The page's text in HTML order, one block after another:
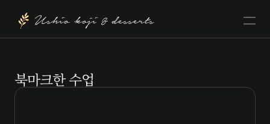
Ushio koji & desserts
북마크한 수업